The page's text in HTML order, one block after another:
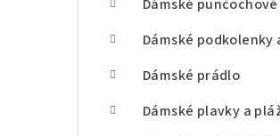
Dámské
Dámské
Dámské prádlo
Dámské plavky a